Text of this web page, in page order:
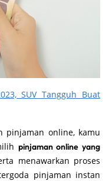
SUV Tangguh Buat
pinjaman online, kamu
pinjaman online yang
menawarkan proses
pinjaman instan